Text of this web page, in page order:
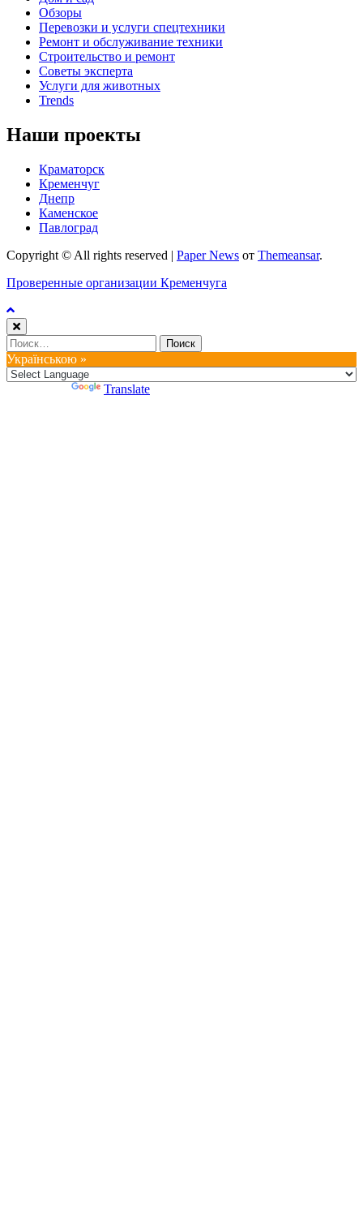
Обзоры
Перевозки и услуги спецтехники
Ремонт и обслуживание техники
Строительство и ремонт
Советы эксперта
Услуги для животных
Trends
Наши проекты
Краматорск
Кременчуг
Днепр
Каменское
Павлоград
Copyright © All rights reserved | Paper News от Themeansar.
Проверенные организации Кременчуга
Найти:
Українською »
Translate